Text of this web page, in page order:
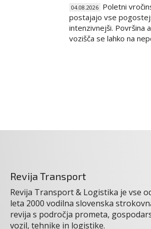
04.08.2026
Poletni
postajajo vse
intenzivnejši. Površina
vozišča se lahko na
Revija Transport
Revija Transport & Logistika je vse
leta 2000 vodilna slovenska
revija s področja prometa,
vozil, tehnike in logistike.